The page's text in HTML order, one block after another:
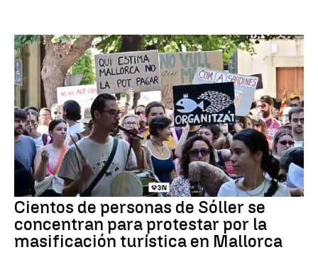
Cientos de personas de Sóller se
concentran para protestar por la
masificación turística en Mallorca